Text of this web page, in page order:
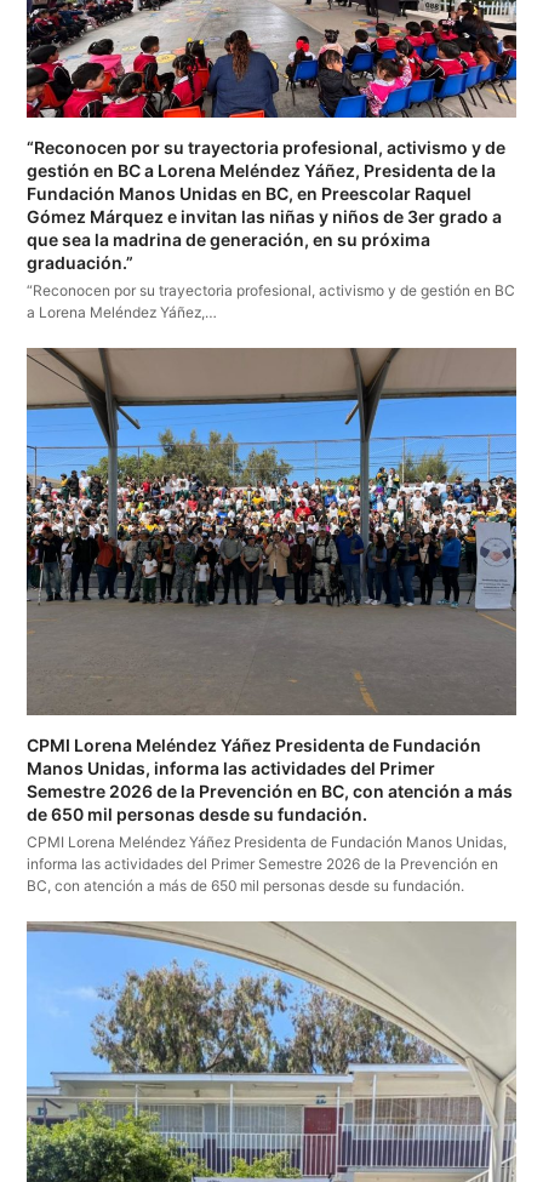
“Reconocen por su trayectoria profesional, activismo y de
gestión en BC a Lorena Meléndez Yáñez, Presidenta de la
Fundación Manos Unidas en BC, en Preescolar Raquel
Gómez Márquez e invitan las niñas y niños de 3er grado a
que sea la madrina de generación, en su próxima
graduación.”
“Reconocen por su trayectoria profesional, activismo y de gestión en BC
a Lorena Meléndez Yáñez,…
CPMI Lorena Meléndez Yáñez Presidenta de Fundación
Manos Unidas, informa las actividades del Primer
Semestre 2026 de la Prevención en BC, con atención a más
de 650 mil personas desde su fundación.
CPMI Lorena Meléndez Yáñez Presidenta de Fundación Manos Unidas,
informa las actividades del Primer Semestre 2026 de la Prevención en
BC, con atención a más de 650 mil personas desde su fundación.